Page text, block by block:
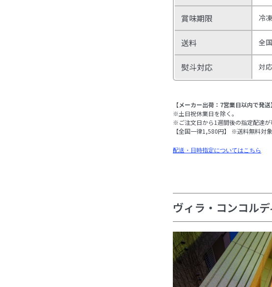
賞味期限 冷
送料 全
熨斗対応 対
【メーカー出荷：7営業日以内で発送】
※土日祝休業日を除く。
※ご注文日から1週間後の指定配達が
【全国一律1,580円】 ※送料無料対
配送・日時指定についてはこちら
ヴィラ・コンコル